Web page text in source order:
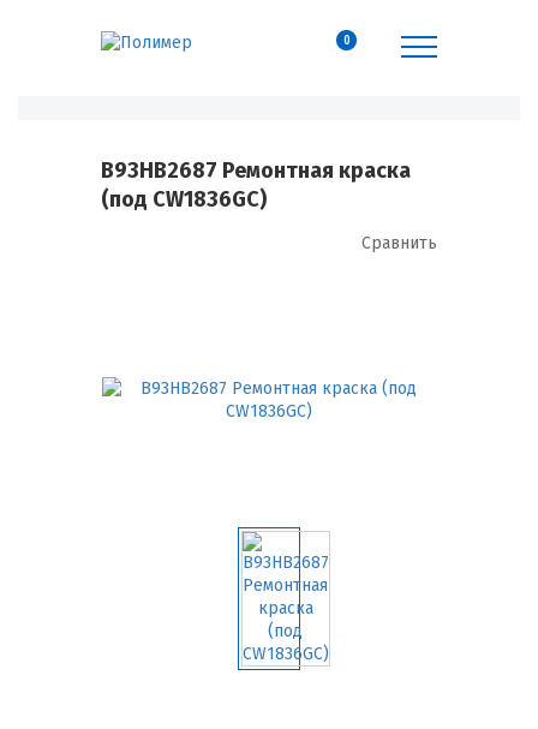
0
B93HB2687 Ремонтная краска
(под CW1836GC)
Сравнить